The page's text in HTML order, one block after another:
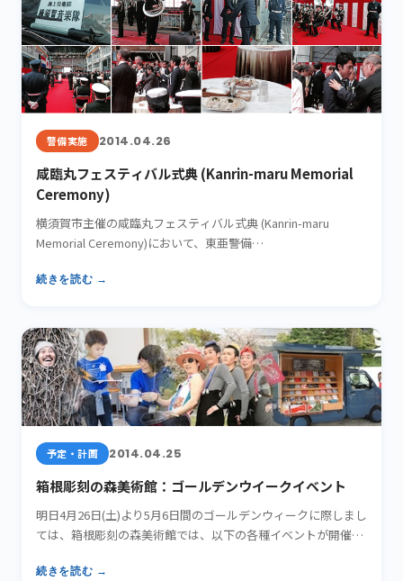
警備実施 2014.04.26
咸臨丸フェスティバル式典 (Kanrin-maru Memorial
Ceremony)
横須賀市主催の咸臨丸フェスティバル式典 (Kanrin-maru
Memorial Ceremony)において、東亜警備…
続きを読む →
予定・計画 2014.04.25
箱根彫刻の森美術館：ゴールデンウイークイベント
明日4月26日(土)より5月6日間のゴールデンウィークに際しまし
ては、箱根彫刻の森美術館では、以下の各種イベントが開催
続きを読む →